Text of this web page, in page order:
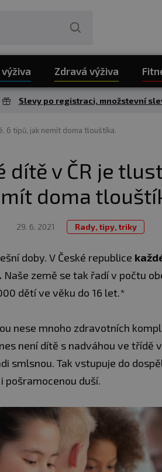
Zdravá výživa
Slevy po registraci, množstevní
6 tipů, jak nemít doma tlouštíka.
dítě v ČR je
doma
29. 6. 2021 Rady, tipy, triky
doby. V České republice
Naše země se tak řadí v počtu
dětí ve věku do 16 let.*
nese mnoho zdravotních
není dítě s nadváhou ve třídě
smlsnou. Tak vstupuje do
duší.